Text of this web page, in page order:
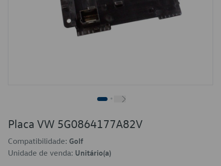
Placa VW 5G0864177A82V
Compatibilidade: Golf
Unidade de venda: Unitário(a)